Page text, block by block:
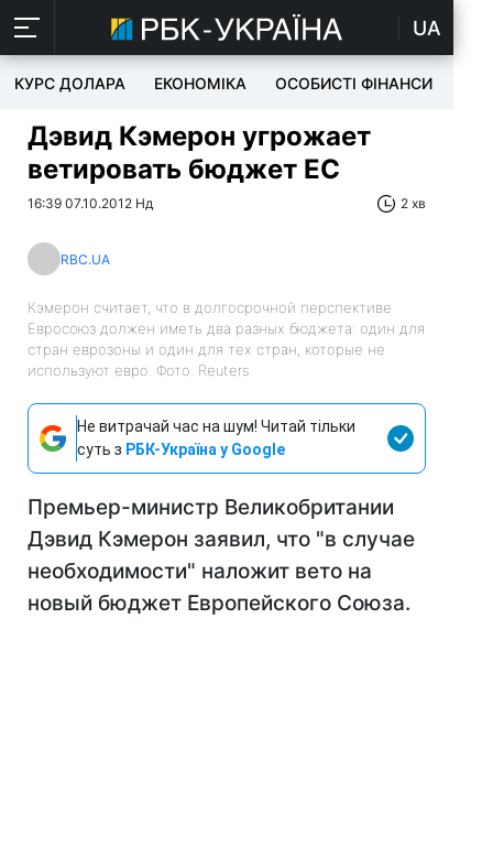
UA
КУРС ДОЛАРА ЕКОНОМІКА ОСОБИСТІ ФІНАНСИ
Дэвид Кэмерон угрожает
ветировать бюджет ЕС
16:39 07.10.2012 Нд 2 хв
RBC.UA
Кэмерон считает, что в долгосрочной перспективе
Евросоюз должен иметь два разных бюджета: один для
стран еврозоны и один для тех стран, которые не
используют евро. Фото: Reuters
Не витрачай час на шум! Читай тільки
суть з РБК-Україна у Google
Премьер-министр Великобритании
Дэвид Кэмерон заявил, что "в случае
необходимости" наложит вето на
новый бюджет Европейского Союза.